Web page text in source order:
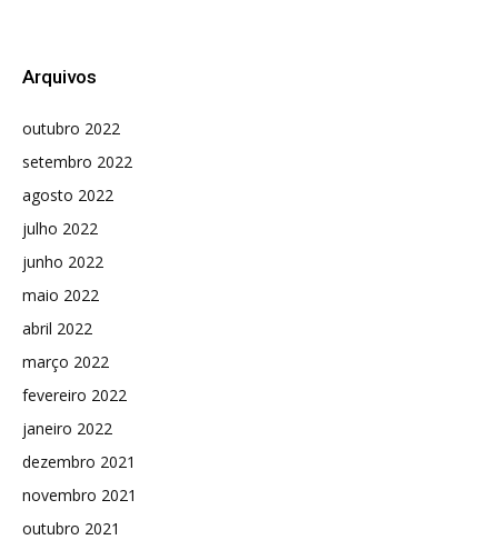
Arquivos
outubro 2022
setembro 2022
agosto 2022
julho 2022
junho 2022
maio 2022
abril 2022
março 2022
fevereiro 2022
janeiro 2022
dezembro 2021
novembro 2021
outubro 2021